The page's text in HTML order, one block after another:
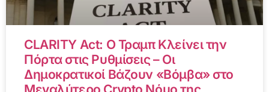
CLARITY Act: Ο Τραμπ Κλείνει την
Πόρτα στις Ρυθμίσεις – Οι
Δημοκρατικοί Βάζουν «Βόμβα» στο